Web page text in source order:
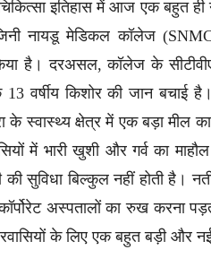
इतिहास में आज एक बहुत
नायडू मेडिकल कॉलेज
है। दरअसल, कॉलेज के
13 वर्षीय किशोर की जान
के स्वास्थ्य क्षेत्र में एक बड़ा मील
में भारी खुशी और गर्व का
सुविधा बिल्कुल नहीं होती है।
अस्पतालों का रुख करना
के लिए एक बहुत बड़ी और नई